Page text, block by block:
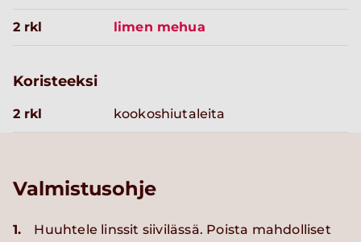
2 rkl limen mehua
Koristeeksi
2 rkl kookoshiutaleita
Valmistusohje
1.
Huuhtele linssit siivilässä. Poista mahdolliset